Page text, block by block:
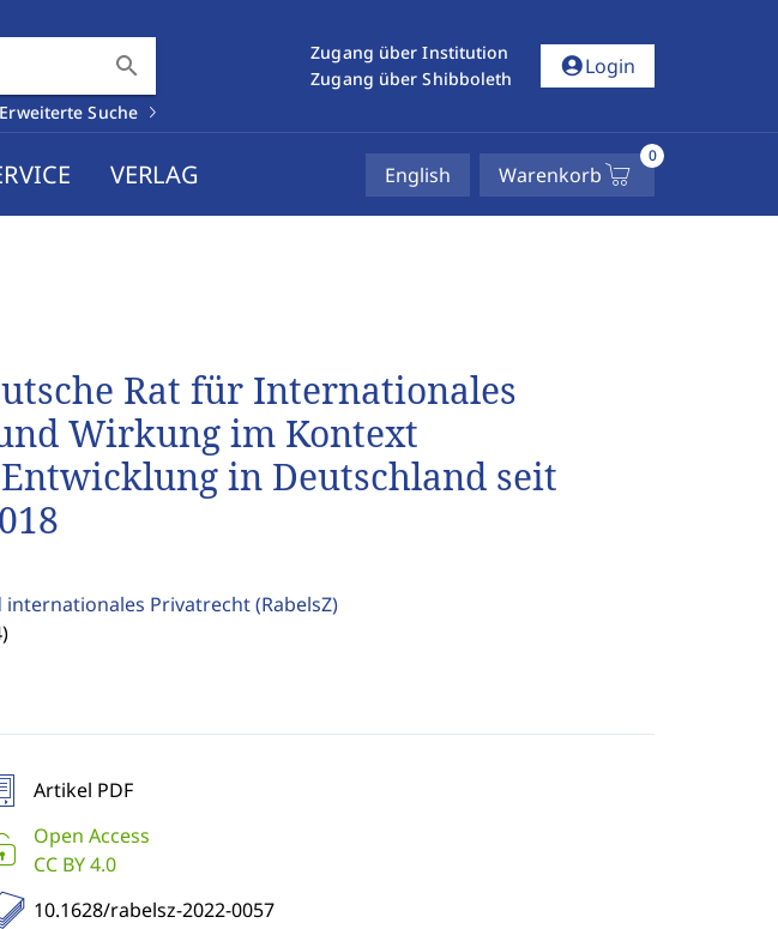
search
Erweiterte Suche
Zugang über Institution
Zugang über Shibboleth
account_circleLogin
VERLAG English Warenkorb
0
Rat für Internationales
Wirkung im Kontext
in Deutschland seit
internationales Privatrecht(RabelsZ)
Artikel PDF
Open Access
CC BY 4.0
10.1628/rabelsz-2022-0057